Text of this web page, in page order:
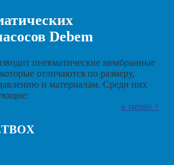
Debem
пневматические мембранные
отличаются по размеру,
и материалам. Среди них
к меню ↑